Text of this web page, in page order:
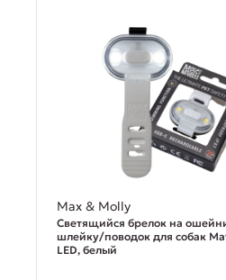
Max & Molly
Светящийся брелок на
шлейку/поводок для собак
LED, белый